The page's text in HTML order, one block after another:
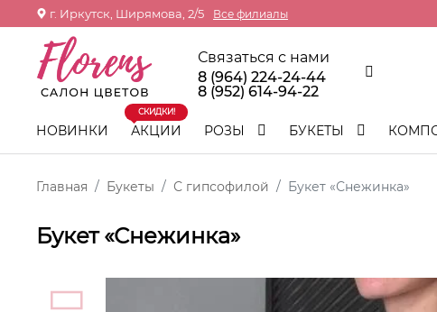
г. Иркутск, Ширямова, 2/5 Все филиалы
Связаться с нами
8 (964) 224-24-44
8 (952) 614-94-22
НОВИНКИ АКЦИИ
СКИДКИ!
РОЗЫ БУКЕТЫ
Главная Букеты С гипсофилой Букет «Снежинка»
Букет «Снежинка»